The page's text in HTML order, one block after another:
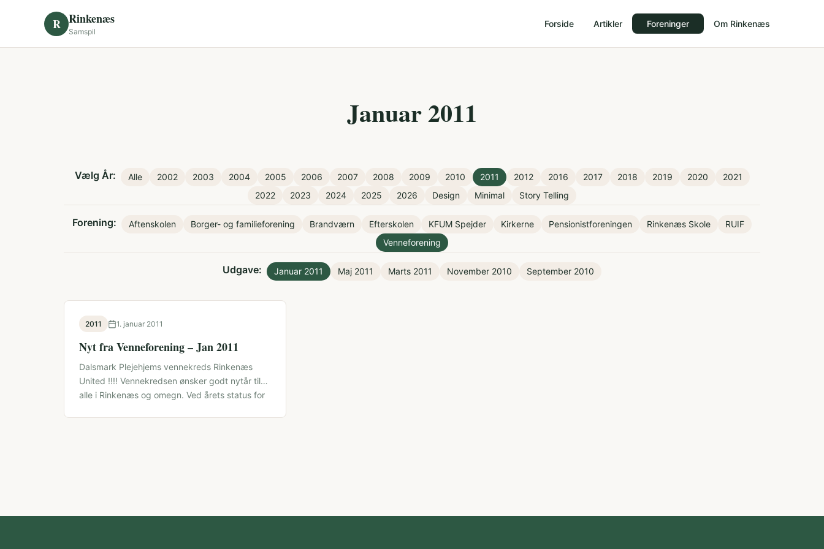
R Rinkenæs
Samspil
Forside Artikler Foreninger Om Rinkenæs
Januar 2011
Vælg År: Alle 2002 2003 2004 2005 2006 2007 2008 2009 2010 2011 2012 2016 2017 2018 2019 2020
2021
2022
2023 2024 2025 2026 Design Minimal Story Telling
Forening: Aftenskolen Borger- og familieforening Brandværn Efterskolen KFUM Spejder Kirkerne Pensionistforeningen Rinkenæs Skole
RUIF
Venneforening
Udgave: Januar 2011 Maj 2011 Marts 2011 November 2010 September 2010
2011 1. januar 2011
Nyt fra Venneforening – Jan 2011
Dalsmark Plejehjems vennekreds Rinkenæs
United !!!! Vennekredsen ønsker godt nytår til
alle i Rinkenæs og omegn. Ved årets status for